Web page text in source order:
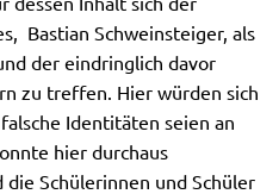
Bastian Schweinsteiger, als
der eindringlich davor
zu treffen. Hier würden sich
Identitäten seien an
hier durchaus
Schülerinnen und Schüler